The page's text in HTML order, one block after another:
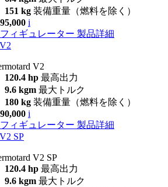
151 kg 装備重量（燃料を除く）
i
ィギュレーター 製品詳細
V2
V2
120.4 hp 最高出力
9.6 kgm 最大トルク
180 kg 装備重量（燃料を除く）
i
ィギュレーター 製品詳細
V2 SP
V2 SP
120.4 hp 最高出力
9.6 kgm 最大トルク